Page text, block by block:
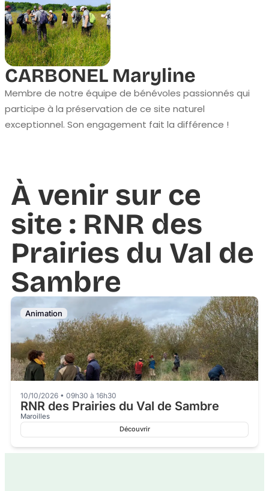
CARBONEL Maryline
Membre de notre équipe de bénévoles passionnés qui
participe à la préservation de ce site naturel
exceptionnel. Son engagement fait la différence !
À venir sur ce
site : RNR des
Prairies du Val de
Sambre
Animation
10/10/2026 • 09h30 à 16h30
RNR des Prairies du Val de Sambre
Maroilles
Découvrir